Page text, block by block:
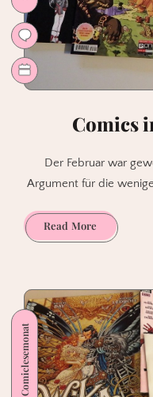
Comics
Der Februar war
Argument für die
Read MoreComics
im
Comiclesemonat